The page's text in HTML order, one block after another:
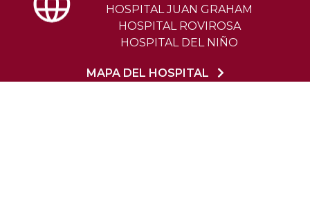
HOSPITAL JUAN GRAHAM
HOSPITAL ROVIROSA
HOSPITAL DEL NIÑO
MAPA DEL HOSPITAL